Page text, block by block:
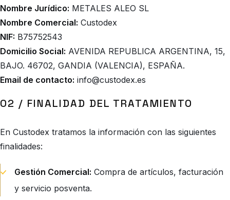
Nombre Jurídico: METALES ALEO SL
Nombre Comercial: Custodex
NIF: B75752543
Domicilio Social: AVENIDA REPUBLICA ARGENTINA, 15,
BAJO. 46702, GANDIA (VALENCIA), ESPAÑA.
Email de contacto: info@custodex.es
02 / FINALIDAD DEL TRATAMIENTO
En Custodex tratamos la información con las siguientes
finalidades:
Gestión Comercial: Compra de artículos, facturación
y servicio posventa.